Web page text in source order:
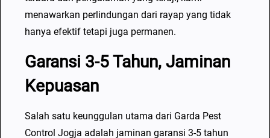
menawarkan perlindungan dari rayap yang tidak
hanya efektif tetapi juga permanen.
Garansi 3-5 Tahun, Jaminan
Kepuasan
Salah satu keunggulan utama dari Garda Pest
Control Jogja adalah jaminan garansi 3-5 tahun